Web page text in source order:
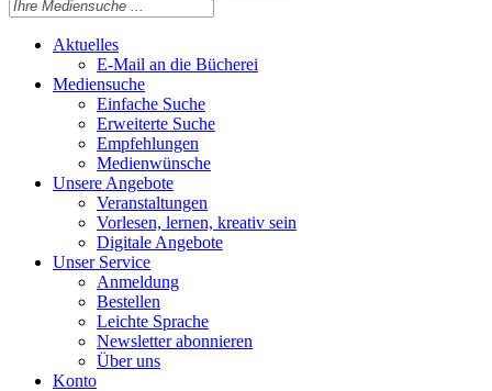
Aktuelles
E-Mail an die Bücherei
Mediensuche
Einfache Suche
Erweiterte Suche
Empfehlungen
Medienwünsche
Unsere Angebote
Veranstaltungen
Vorlesen, lernen, kreativ sein
Digitale Angebote
Unser Service
Anmeldung
Bestellen
Leichte Sprache
Newsletter abonnieren
Über uns
Konto